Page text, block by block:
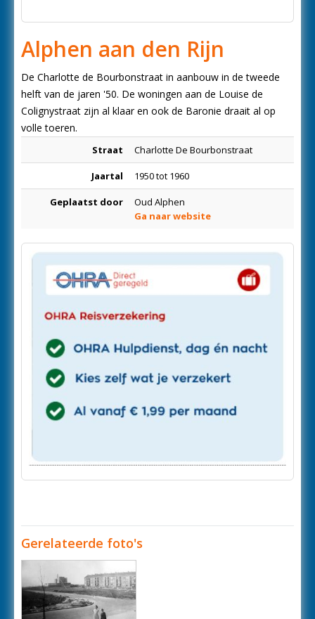
Alphen aan den Rijn
De Charlotte de Bourbonstraat in aanbouw in de tweede
helft van de jaren '50. De woningen aan de Louise de
Colignystraat zijn al klaar en ook de Baronie draait al op
volle toeren.
Straat Charlotte De Bourbonstraat
Jaartal 1950 tot 1960
Geplaatst door
Oud Alphen
Ga naar website
Gerelateerde foto's